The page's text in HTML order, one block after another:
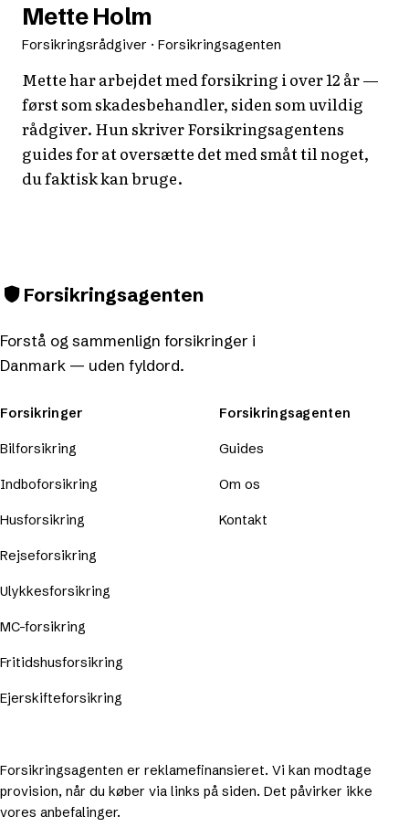
Mette Holm
Forsikringsrådgiver · Forsikringsagenten
Mette har arbejdet med forsikring i over 12 år —
først som skadesbehandler, siden som uvildig
rådgiver. Hun skriver Forsikringsagentens
guides for at oversætte det med småt til noget,
du faktisk kan bruge.
Forsikringsagenten
Forstå og sammenlign forsikringer i
Danmark — uden fyldord.
Forsikringer
Bilforsikring
Indboforsikring
Husforsikring
Rejseforsikring
Ulykkesforsikring
MC-forsikring
Fritidshusforsikring
Ejerskifteforsikring
Forsikringsagenten
Guides
Om os
Kontakt
Forsikringsagenten er reklamefinansieret. Vi kan modtage
provision, når du køber via links på siden. Det påvirker ikke
vores anbefalinger.